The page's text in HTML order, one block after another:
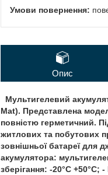
Опис
Мультигелевий
Mat). Представлена
повністю герметичний.
житлових та побутових
зовнішньої батареї для
акумулятора:
зберігання: -20°C +50°C;